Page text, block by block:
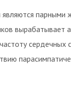
парными
вырабатывает